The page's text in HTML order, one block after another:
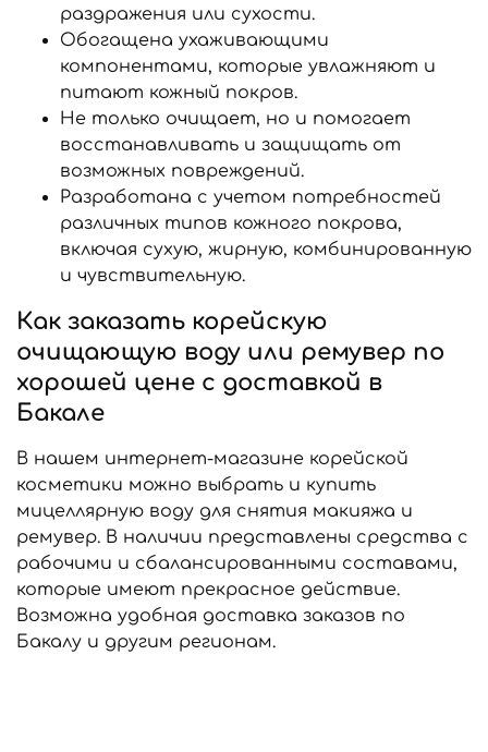
раздражения или сухости.
Обогащена ухаживающими
компонентами, которые увлажняют и
питают кожный покров.
Не только очищает, но и помогает
восстанавливать и защищать от
возможных повреждений.
Разработана с учетом потребностей
различных типов кожного покрова,
включая сухую, жирную, комбинированную
и чувствительную.
Как заказать корейскую
очищающую воду или ремувер по
хорошей цене с доставкой в
Бакале
В нашем интернет-магазине корейской
косметики можно выбрать и купить
мицеллярную воду для снятия макияжа и
ремувер. В наличии представлены средства с
рабочими и сбалансированными составами,
которые имеют прекрасное действие.
Возможна удобная доставка заказов по
Бакалу и другим регионам.